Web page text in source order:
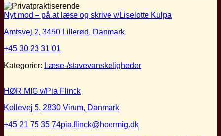
Nyt mod – på at læse og skrive v/Liselotte Kulpa
Amtsvej 2, 3450 Lillerød, Danmark
+45 30 23 31 01
Kategorier: Læse-/stavevanskeligheder
HØR MIG v/Pia Flinck
Kollevej 5, 2830 Virum, Danmark
+45 21 75 35 74pia.flinck@hoermig.dk